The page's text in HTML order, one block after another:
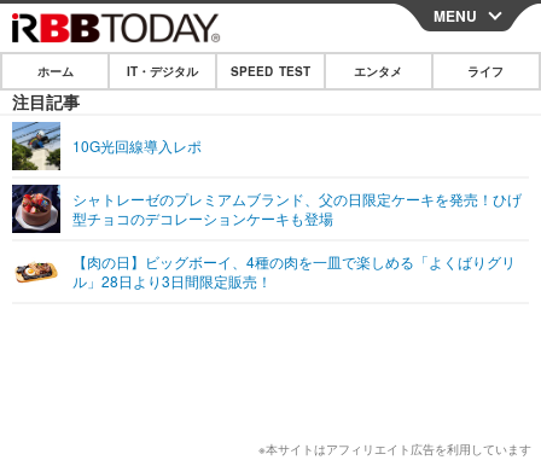
CLOSE
ホーム
IT・デジタル
ネタ
ショッピング その他
SPEED TEST
エンタメ
エンタメTOP
ライフ
MENU
ホーム IT・デジタル SPEED TEST エンタメ ライフ
注目記事
10G光回線導入レポ
シャトレーゼのプレミアムブランド、父の日限定ケーキを発売！ひげ
型チョコのデコレーションケーキも登場
【肉の日】ビッグボーイ、4種の肉を一皿で楽しめる「よくばりグリ
ル」28日より3日間限定販売！